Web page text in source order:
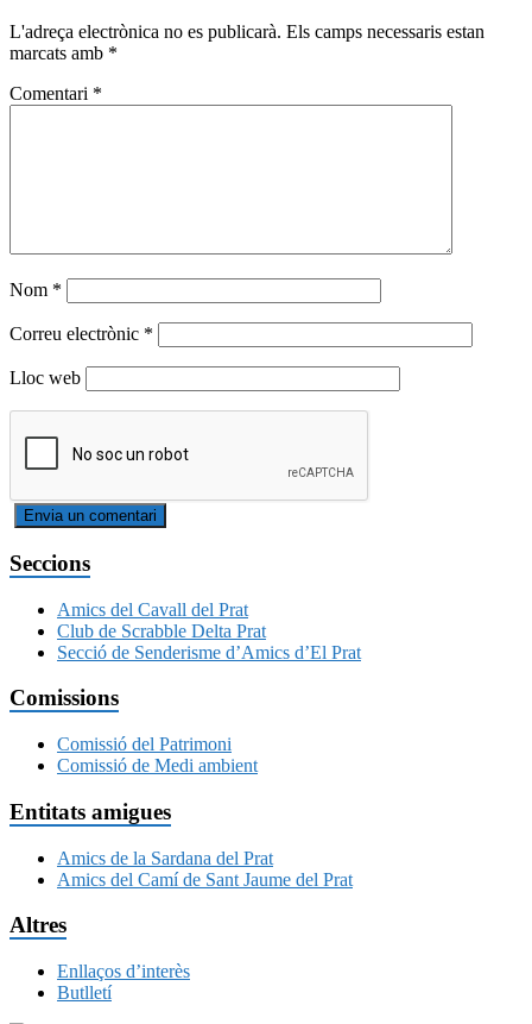
L'adreça electrònica no es publicarà. Els camps necessaris estan
marcats amb *
Comentari *
Nom *
Correu electrònic *
Lloc web
Seccions
Amics del Cavall del Prat
Club de Scrabble Delta Prat
Secció de Senderisme d’Amics d’El Prat
Comissions
Comissió del Patrimoni
Comissió de Medi ambient
Entitats amigues
Amics de la Sardana del Prat
Amics del Camí de Sant Jaume del Prat
Altres
Enllaços d’interès
Butlletí